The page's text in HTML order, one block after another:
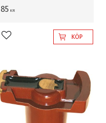
85 KR
Lägg till i favoriterKÖP